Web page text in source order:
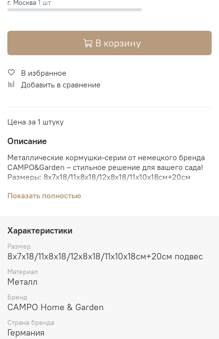
г. Москва 1 шт
В корзину
В избранное
Добавить в сравнение
Цена за 1 штуку
Описание
Металлические кормушки-серии от немецкого бренда
CAMPO&Garden – стильное решение для вашего сада!
Размеры: 8x7x18/11x8x18/12x8x18/11x10x18см+20см
устойчивы к погодным условиям и долговечны. Подвес
длиной 20 см обеспечивает удобное размещение на
участке. Идеальный вариант украшения участка и
привлечения пернатых друзей!
Показать полностью
Характеристики
Размер
8x7x18/11x8x18/12x8x18/11x10x18см+20см подвес
Материал
Металл
Бренд
CAMPO Home & Garden
Страна бренда
Германия